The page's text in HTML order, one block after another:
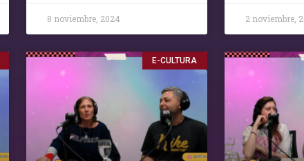
8 noviembre, 2024 2 noviembre,
E-CULTURA